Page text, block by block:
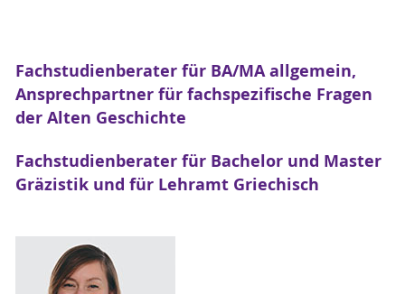
Fachstudienberater für BA/MA allgemein,
Ansprechpartner für fachspezifische Fragen
der Alten Geschichte
Fachstudienberater für Bachelor und Master
Gräzistik und für Lehramt Griechisch